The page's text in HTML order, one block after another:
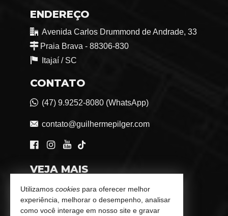
ENDEREÇO
Avenida Carlos Drummond de Andrade, 33
Praia Brava - 88306-830
Itajaí / SC
CONTATO
(47) 9.9252-8080 (WhatsApp)
contato@guilhermepilger.com
VEJA MAIS
Consultoria Imobiliária Personalizada
trabalhe conosco
Utilizamos cookies para oferecer melhor
experiência, melhorar o desempenho, analisar
como você interage em nosso site e gravar